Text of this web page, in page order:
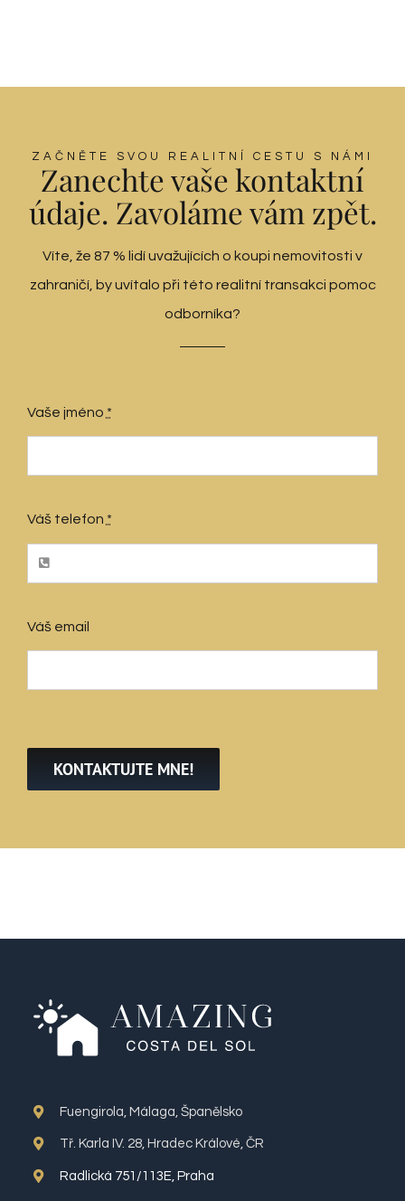
ZAČNĚTE SVOU REALITNÍ CESTU S NÁMI
Zanechte vaše kontaktní
údaje. Zavoláme vám zpět.
Víte, že 87 % lidí uvažujících o koupi nemovitosti v
zahraničí, by uvítalo při této realitní transakci pomoc
odborníka?
Vaše jméno *
Váš telefon *
Váš email
KONTAKTUJTE MNE!
Fuengirola, Málaga, Španělsko
Tř. Karla IV. 28, Hradec Králové, ČR
Radlická 751/113E, Praha